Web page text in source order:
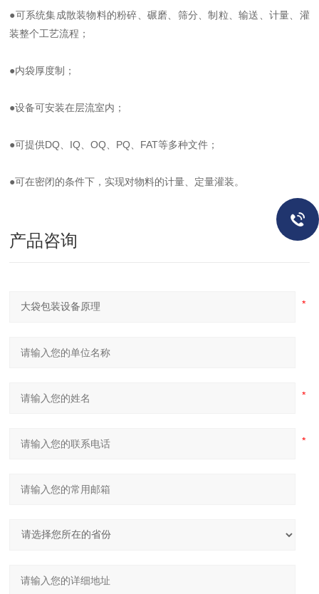
●可系统集成散装物料的粉碎、碾磨、筛分、制粒、输送、计量、灌
装整个工艺流程；
●内袋厚度制；
●设备可安装在层流室内；
●可提供DQ、IQ、OQ、PQ、FAT等多种文件；
●可在密闭的条件下，实现对物料的计量、定量灌装。
产品咨询